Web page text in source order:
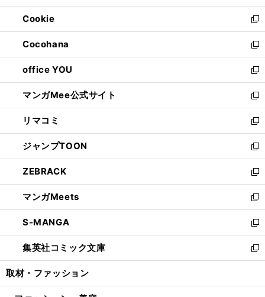
開
く
ウ
で
開
く
ン
ド
ウ
で
開
く
ウ
ィ
ン
ド
ウ
で
開
く
Cookie
新
し
い
ウ
ィ
ン
ド
ウ
で
開
く
Cocohana
新
し
い
ウ
ィ
ン
ド
ウ
で
開
く
office YOU
新
し
い
ウ
ィ
ン
ド
ウ
で
開
く
マンガMee公式サイト
新
し
い
ウ
ィ
ン
ド
ウ
で
開
く
リマコミ
新
し
い
ウ
ィ
ン
ド
ウ
で
開
く
ジャンプTOON
新
し
い
ウ
ィ
ン
ド
ウ
で
開
ZEBRACK
新
し
い
ウ
ィ
ン
ド
ウ
開
マンガMeets
新
し
い
ウ
ィ
ン
ウ
S-MANGA
新
し
い
ウ
ン
集英社コミック文庫
新
し
ウ
取材・ファッション